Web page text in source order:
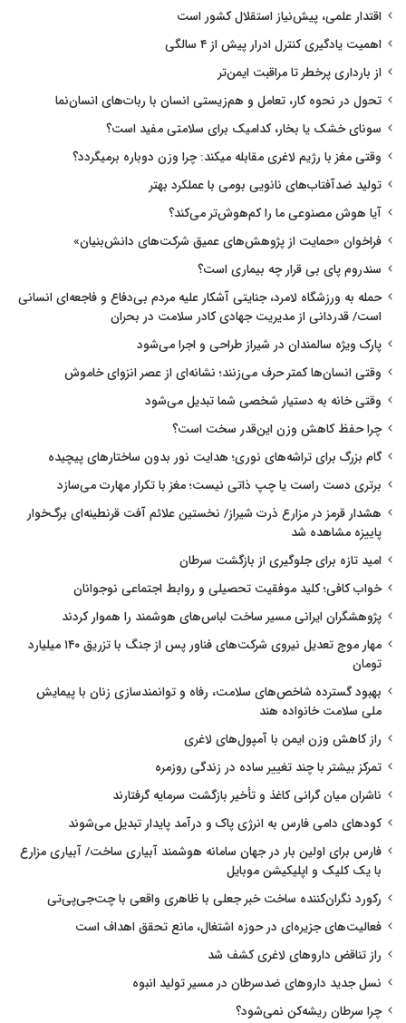
اقتدار علمی، پیش‌نیاز استقلال کشور است
اهمیت یادگیری کنترل ادرار پیش از ۴ سالگی
از بارداری پرخطر تا مراقبت ایمن‌تر
تحول در نحوه کار، تعامل و هم‌زیستی انسان با ربات‌های انسان‌نما
سونای خشک یا بخار، کدامیک برای سلامتی مفید است؟
وقتی مغز با رژیم لاغری مقابله میکند: چرا وزن دوباره برمیگردد؟
تولید ضدآفتاب‌های نانویی بومی با عملکرد بهتر
آیا هوش مصنوعی ما را کم‌هوش‌تر می‌کند؟
فراخوان «حمایت از پژوهش‌های عمیق شرکت‌های دانش‌بنیان»
سندروم پای بی قرار چه بیماری است؟
حمله به ورزشگاه لامرد، جنایتی آشکار علیه مردم بی‌دفاع و فاجعه‌ای انسانی
است/ قدردانی از مدیریت جهادی کادر سلامت در بحران
پارک ویژه سالمندان در شیراز طراحی و اجرا می‌شود
وقتی انسان‌ها کمتر حرف می‌زنند؛ نشانه‌ای از عصر انزوای خاموش
وقتی خانه به دستیار شخصی شما تبدیل می‌شود
چرا حفظ کاهش وزن این‌قدر سخت است؟
گام بزرگ برای تراشه‌های نوری؛ هدایت نور بدون ساختارهای پیچیده
برتری دست راست یا چپ ذاتی نیست؛ مغز با تکرار مهارت می‌سازد
هشدار قرمز در مزارع ذرت شیراز/ نخستین علائم آفت قرنطینه‌ای برگ‌خوار
پاییزه مشاهده شد
امید تازه برای جلوگیری از بازگشت سرطان
خواب کافی؛ کلید موفقیت تحصیلی و روابط اجتماعی نوجوانان
پژوهشگران ایرانی مسیر ساخت لباس‌های هوشمند را هموار کردند
مهار موج تعدیل نیروی شرکت‌های فناور پس از جنگ با تزریق ۱۴۰ میلیارد
تومان
بهبود گسترده شاخص‌های سلامت، رفاه و توانمندسازی زنان با پیمایش
ملی سلامت خانواده هند
راز کاهش وزن ایمن با آمپول‌های لاغری
تمرکز بیشتر با چند تغییر ساده در زندگی روزمره
ناشران میان گرانی کاغذ و تأخیر بازگشت سرمایه گرفتارند
کودهای دامی فارس به انرژی پاک و درآمد پایدار تبدیل می‌شوند
فارس برای اولین بار در جهان سامانه هوشمند آبیاری ساخت/ آبیاری مزارع
با یک کلیک و اپلیکیشن موبایل
رکورد نگران‌کننده ساخت خبر جعلی با ظاهری واقعی با چت‌جی‌پی‌تی
فعالیت‌های جزیره‌ای در حوزه اشتغال، مانع تحقق اهداف است
راز تناقض داروهای لاغری کشف شد
نسل جدید داروهای ضدسرطان در مسیر تولید انبوه
چرا سرطان ریشه‌کن نمی‌شود؟